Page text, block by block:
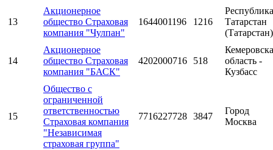
13
Акционерное
общество Страховая
компания "Чулпан"
1644001196 1216
Республика
Татарстан
(Татарстан)
14
Акционерное
общество Страховая
компания "БАСК"
4202000716 518
область -
Кузбасс
15
Общество с
ограниченной
ответственностью
Страховая компания
"Независимая
страховая группа"
7716227728 3847
Город
Москва